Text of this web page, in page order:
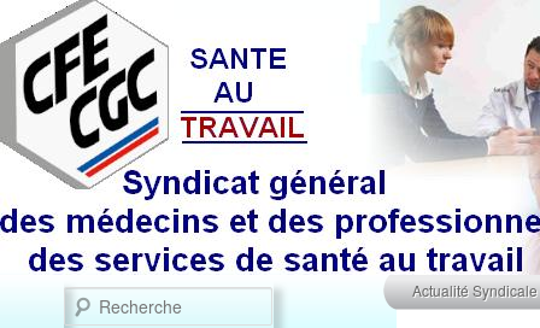
Menu principal
Aller au contenu
Aller au contenu
Actualité Syndicale
Recherche